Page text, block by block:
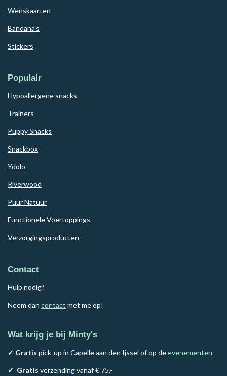
Wenskaarten
Bandana's
Stickers
Populair
Hypoallergene snacks
Trainers
Puppy Snacks
Snackbox
Ydolo
Riverwood
Puur Natuur
Functionele Voertoppings
Verzorgingsproducten
Contact
Hulp nodig?
Neem dan contact met me op!
Wat krijg je bij Minty's
✓ Gratis pick-up in Capelle aan den Ijssel of op deevenementen
✓ Gratis verzending vanaf € 75,-